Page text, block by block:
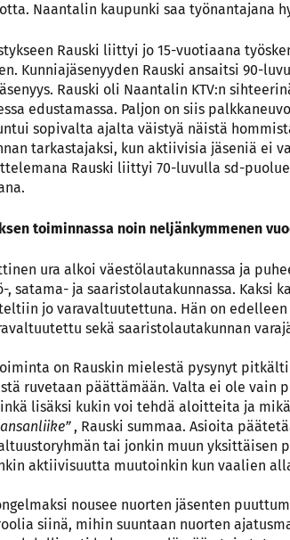
Naantalin kaupunki saa työnantajana
Rauski liittyi jo 15-vuotiaana
Kunniajäsenyyden Rauski ansaitsi 90-
Rauski oli Naantalin KTV:n
edustamassa. Paljon on siis
sopivalta ajalta väistyä näistä
tarkastajaksi, kun aktiivisia jäseniä ei
Rauski liittyi 70-luvulla sd-
toiminnassa noin neljänkymmenen
ura alkoi väestölautakunnassa ja
, satama- ja saaristolautakunnassa. Kaksi
jo varavaltuutettuna. Hän on
sekä saaristolautakunnan
on Rauskin mielestä pysynyt
ruvetaan päättämään. Valta ei ole vain
lisäksi kukin voi tehdä aloitteita ja
, Rauski summaa. Asioita
tai jonkin muun yksittäisen
aktiivisuutta muutoinkin kun vaalien
nousee nuorten jäsenten
siinä, mihin suuntaan nuorten